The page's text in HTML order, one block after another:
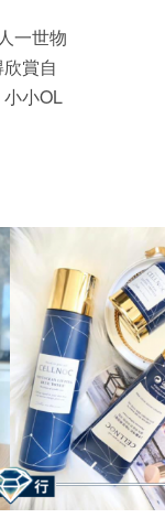
一世物
賞自
小OL